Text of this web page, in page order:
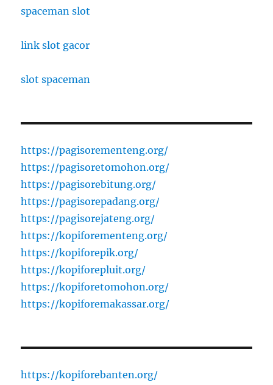
spaceman slot
link slot gacor
slot spaceman
https://pagisorementeng.org/
https://pagisoretomohon.org/
https://pagisorebitung.org/
https://pagisorepadang.org/
https://pagisorejateng.org/
https://kopiforementeng.org/
https://kopiforepik.org/
https://kopiforepluit.org/
https://kopiforetomohon.org/
https://kopiforemakassar.org/
https://kopiforebanten.org/